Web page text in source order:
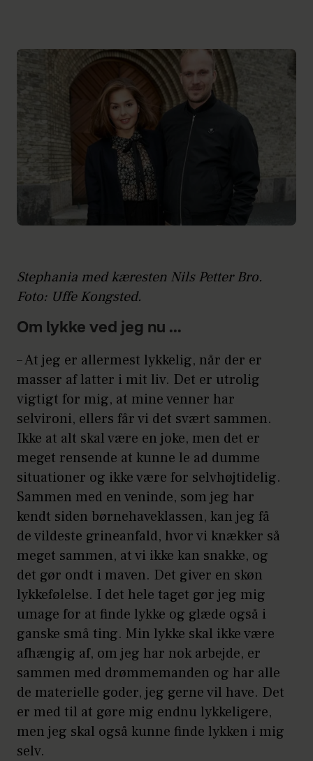
Stephania med kæresten Nils Petter Bro.
Foto: Uffe Kongsted.
Om lykke ved jeg nu ...
– At jeg er allermest lykkelig, når der er
masser af latter i mit liv. Det er utrolig
vigtigt for mig, at mine venner har
selvironi, ellers får vi det svært sammen.
Ikke at alt skal være en joke, men det er
meget rensende at kunne le ad dumme
situationer og ikke være for selvhøjtidelig.
Sammen med en veninde, som jeg har
kendt siden børnehaveklassen, kan jeg få
de vildeste grineanfald, hvor vi knækker så
meget sammen, at vi ikke kan snakke, og
det gør ondt i maven. Det giver en skøn
lykkefølelse. I det hele taget gør jeg mig
umage for at finde lykke og glæde også i
ganske små ting. Min lykke skal ikke være
afhængig af, om jeg har nok arbejde, er
sammen med drømmemanden og har alle
de materielle goder, jeg gerne vil have. Det
er med til at gøre mig endnu lykkeligere,
men jeg skal også kunne finde lykken i mig
selv.